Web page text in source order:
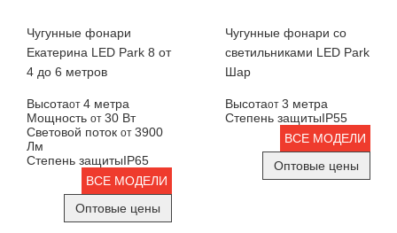
Чугунные фонари
Екатерина LED Park 8 от
4 до 6 метров
Высотаот 4 метра
Мощность от 30 Вт
Световой поток от 3900
Лм
Степень защитыIP65
ВСЕ МОДЕЛИ
Оптовые цены
Чугунные фонари со
светильниками LED Park
Шар
Высотаот 3 метра
Степень защитыIP55
ВСЕ МОДЕЛИ
Оптовые цены